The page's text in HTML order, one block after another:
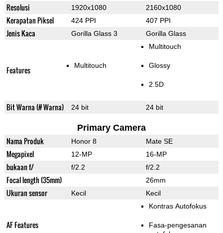
Resolusi 1920x1080 2160x1080
Kerapatan Piksel 424 PPI 407 PPI
Jenis Kaca Gorilla Glass 3 Gorilla Glass
Features Multitouch
Multitouch
Glossy
2.5D
Bit Warna (# Warna) 24 bit 24 bit
Primary Camera
Nama Produk Honor 8 Mate SE
Megapixel 12-MP 16-MP
bukaan f/ f/2.2 f/2.2
Focal length (35mm) 26mm
Ukuran sensor Kecil Kecil
AF Features
Kontras Autofokus
Fasa-pengesanan